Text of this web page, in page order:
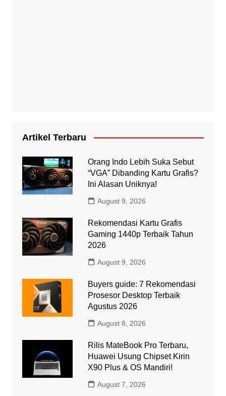
Artikel Terbaru
Orang Indo Lebih Suka Sebut
“VGA” Dibanding Kartu Grafis?
Ini Alasan Uniknya!
August 9, 2026
Rekomendasi Kartu Grafis
Gaming 1440p Terbaik Tahun
2026
August 9, 2026
Buyers guide: 7 Rekomendasi
Prosesor Desktop Terbaik
Agustus 2026
August 8, 2026
Rilis MateBook Pro Terbaru,
Huawei Usung Chipset Kirin
X90 Plus & OS Mandiri!
August 7, 2026